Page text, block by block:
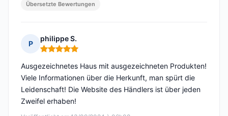
Übersetzte Bewertungen
P
philippe S.
Hinweis: 5 von 5
Ausgezeichnetes Haus mit ausgezeichneten Produkten!
Viele Informationen über die Herkunft, man spürt die
Leidenschaft! Die Website des Händlers ist über jeden
Zweifel erhaben!